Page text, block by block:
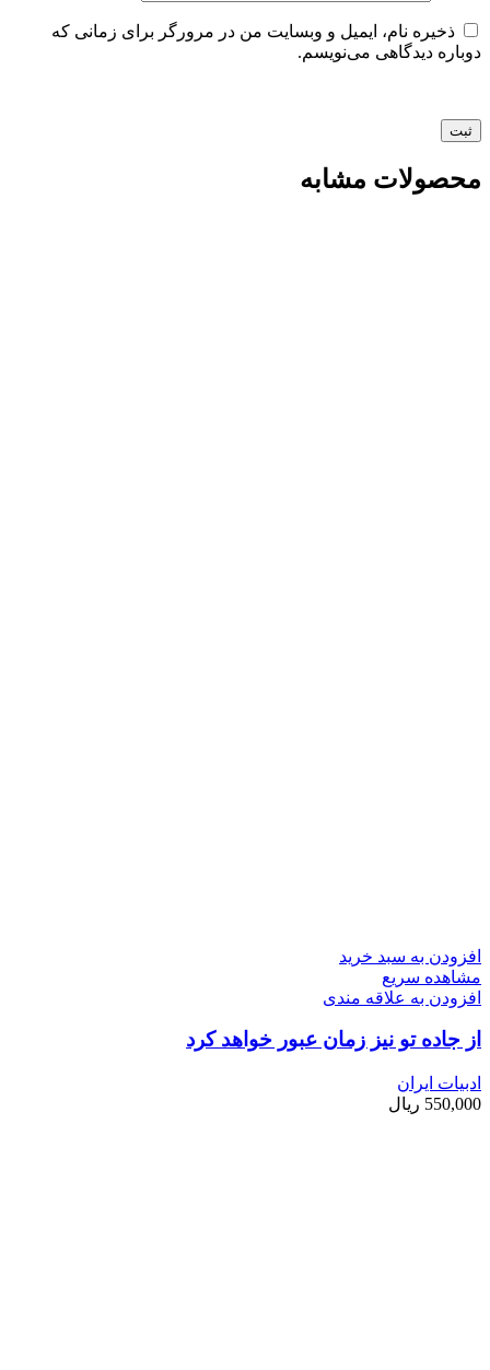
ذخیره نام، ایمیل و وبسایت من در مرورگر برای زمانی که
دوباره دیدگاهی می‌نویسم.
محصولات مشابه
افزودن به سبد خرید
مشاهده سریع
افزودن به علاقه مندی
از جاده تو نیز زمان عبور خواهد کرد
ادبیات ایران
550,000 ریال